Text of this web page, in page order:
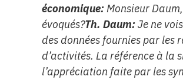
économique:Monsieur
évoqués?Th. Daum:Je ne
des données fournies par les
d’activités. La référence à
l’appréciation faite par les